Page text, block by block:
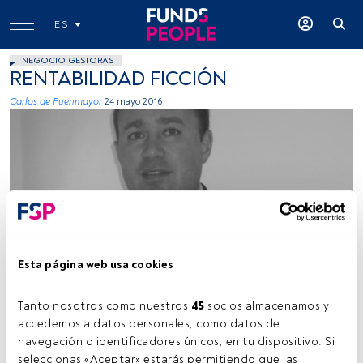
Esta página web usa cookies
Tanto nosotros como nuestros 45 socios almacenamos y
accedemos a datos personales, como datos de
navegación o identificadores únicos, en tu dispositivo. Si
seleccionas «Aceptar» estarás permitiendo que las
ES
NEGOCIO GESTORAS
RENTABILIDAD FICCIÓN
Carlos de Fuenmayor 24 mayo 2016
Tiempo lectura:5 min.
La obligación de toda inversión, además de intentar